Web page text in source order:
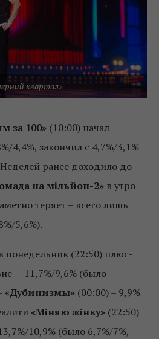
квартал»
за 100» (10:00) начал
4,4%, закончил с 4,7%/3,1%
ранее доходило до
на мільйон-2» в утро
теряет – всего лишь
5,6%).
понедельник (22:50) плюс-
— 11,7%/9,6% (было
«Дубинизмы» (00:00) – 9,9%
«Міняю жінку» (22:50)
10,9% (было 6,7%/7%,